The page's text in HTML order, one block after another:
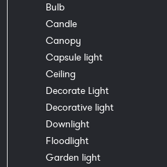
Bulb
Candle
Canopy
Capsule light
Ceiling
Decorate Light
Decorative light
Downlight
Floodlight
Garden light